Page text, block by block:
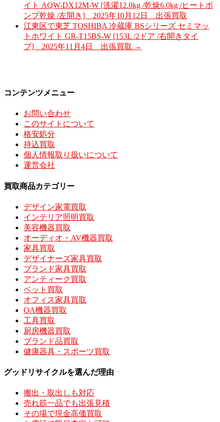
イト AQW-DX12M-W [洗濯12.0kg /乾燥6.0kg /ヒートポ
ンプ乾燥 /左開き] 2025年10月12日 出張買取
江東区で東芝 TOSHIBA 冷蔵庫 BSシリーズ セミマッ
トホワイト GR-T15BS-W [153L /2ドア /右開きタイ
プ] 2025年11月4日 出張買取 →
コンテンツメニュー
お問い合わせ
このサイトについて
格安処分
持込買取
個人情報取り扱いについて
運営会社
買取商品カテゴリー
デザイン家電買取
インテリア照明買取
美容機器買取
オーディオ・AV機器買取
家具買取
デザイナーズ家具買取
ブランド家具買取
アンティーク買取
ベット買取
オフィス家具買取
OA機器買取
工具買取
厨房機器買取
ブランド品買取
健康器具・スポーツ買取
グッドリサイクルを選んだ理由
搬出・取出しも対応
売れ筋一品でも出張見積
その場で現金高価買取